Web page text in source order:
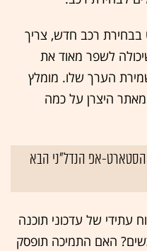
בבחירת רכב חדש, צריך
לשפר מאוד את
הערך שלו. מומלץ
מאתר היצרן על כמה
אפ הנדל"ני הבא
עתידי של עדכוני תוכנה
האם התמיכה תופסק